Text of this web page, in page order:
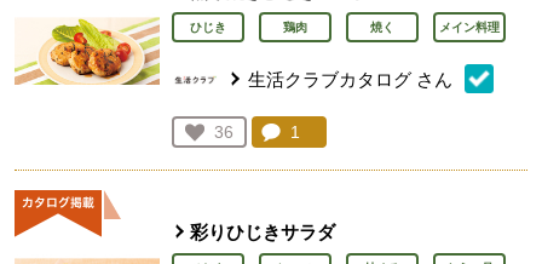
ひじき 鶏肉 焼く メイン料理
生活クラブカタログ さん
お気に入り登録：
36
人が登録
コメント：
1
彩りひじきサラダ